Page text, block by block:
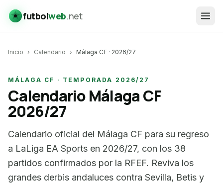
futbolweb.net
Inicio › Calendario › Málaga CF · 2026/27
MÁLAGA CF · TEMPORADA 2026/27
CalendarioMálaga CF
2026/27
Calendario oficial del Málaga CF para su regreso
a LaLiga EA Sports en 2026/27, con los 38
partidos confirmados por la RFEF. Reviva los
grandes derbis andaluces contra Sevilla, Betis y